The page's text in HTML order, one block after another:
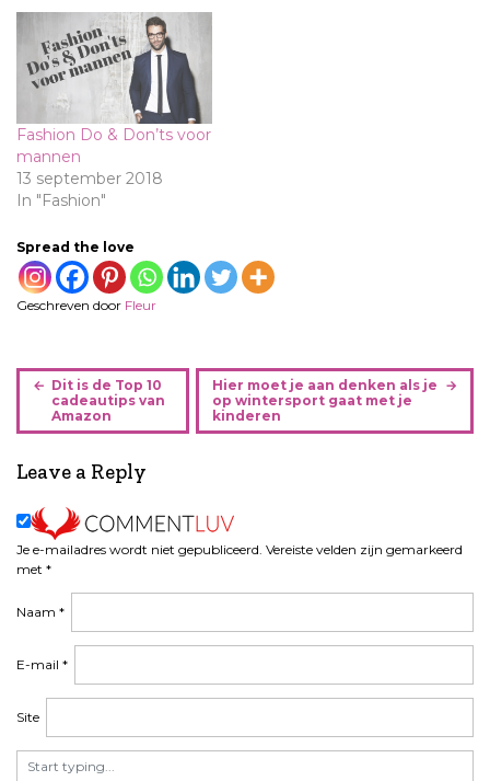
Fashion Do & Don’ts voor
mannen
13 september 2018
In "Fashion"
Spread the love
Geschreven door Fleur
B
r
c
t
n
a
i
a
i
Dit is de Top 10
cadeautips van
Amazon
Hier moet je aan denken als je
op wintersport gaat met je
kinderen
Leave a Reply
Je e-mailadres wordt niet gepubliceerd. Vereiste velden zijn gemarkeerd
met *
Naam *
E-mail *
Site